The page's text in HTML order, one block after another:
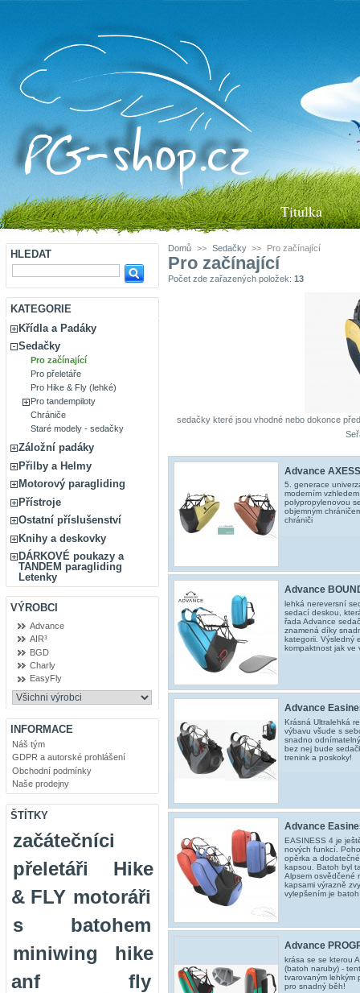
Titulka
HLEDAT
KATEGORIE
Křídla a Padáky
Sedačky
Pro začínající
Pro přeletáře
Pro Hike & Fly (lehké)
Pro tandempiloty
Chrániče
Staré modely - sedačky
Záložní padáky
Přilby a Helmy
Motorový paragliding
Přístroje
Ostatní příslušenství
Knihy a deskovky
DÁRKOVÉ poukazy a
TANDEM paragliding
Letenky
VÝROBCI
Advance
AIR³
BGD
Charly
EasyFly
INFORMACE
Náš tým
GDPR a autorské prohlášení
Obchodní podmínky
Naše prodejny
ŠTÍTKY
začátečníci
přeletáři
Hike
& FLY motoráři
s batohem
miniwing
hike
anf fly
Domů >> Sedačky >> Pro začínající
Pro začínající
Počet zde zařazených položek:13
sedačky které jsou vhodné nebo dokonce
Advance
5. generace
moderním
polypropylenovou
objemným
chrániči
Advance
lehká nereversní
sedací deskou,
řada Advance
znamená díky
kategorii. Výsledný
kompaktnost jak ve
Advance
Krásná Ultralehká
výbavu všude s
snadno
bez nej bude
trenink a poskoky!
Advance
EASINESS 4 je
nových funkcí.
opěrka a
kapsou. Batoh byl
Alpsem osvědčené
kapsami výrazně
vylepšením je
Advance
krása se se kterou
(batoh naruby) -
tvarovaným lehkým
pro snadný běh!